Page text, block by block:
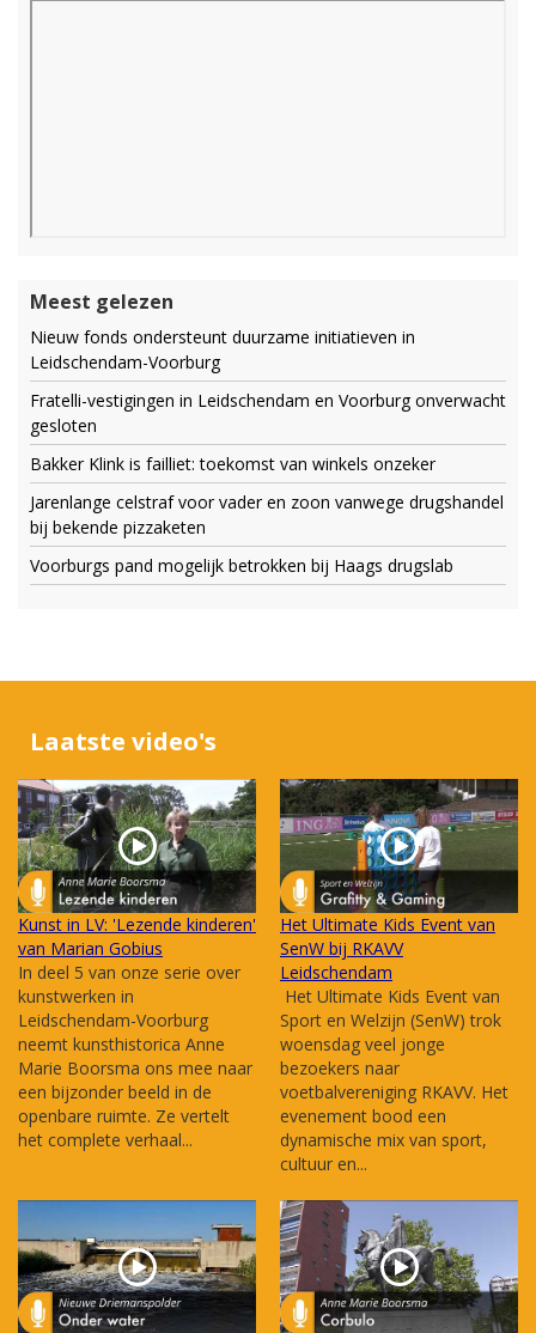
Meest gelezen
Nieuw fonds ondersteunt duurzame initiatieven in
Leidschendam-Voorburg
Fratelli-vestigingen in Leidschendam en Voorburg onverwacht
gesloten
Bakker Klink is failliet: toekomst van winkels onzeker
Jarenlange celstraf voor vader en zoon vanwege drugshandel
bij bekende pizzaketen
Voorburgs pand mogelijk betrokken bij Haags drugslab
Laatste video's
Kunst in LV: 'Lezende kinderen'
van Marian Gobius
In deel 5 van onze serie over
kunstwerken in
Leidschendam-Voorburg
neemt kunsthistorica Anne
Marie Boorsma ons mee naar
een bijzonder beeld in de
openbare ruimte. Ze vertelt
het complete verhaal...
Het Ultimate Kids Event van
SenW bij RKAVV
Leidschendam
Het Ultimate Kids Event van
Sport en Welzijn (SenW) trok
woensdag veel jonge
bezoekers naar
voetbalvereniging RKAVV. Het
evenement bood een
dynamische mix van sport,
cultuur en...